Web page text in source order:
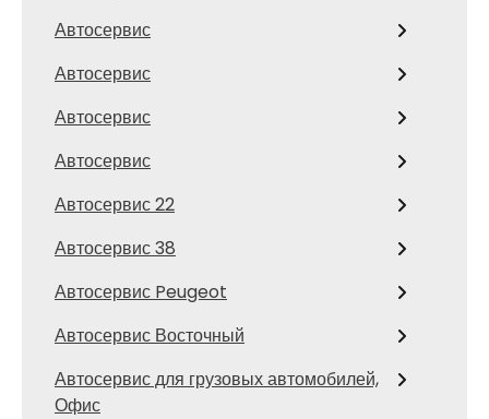
Автосервис
Автосервис
Автосервис
Автосервис
Автосервис 22
Автосервис 38
Автосервис Peugeot
Автосервис Восточный
Автосервис для грузовых автомобилей,
Офис